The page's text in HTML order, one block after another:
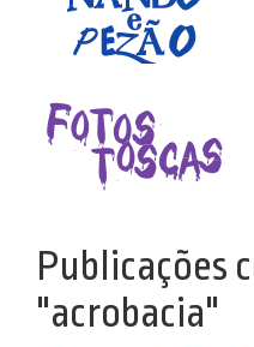
Publicações
"acrobacia"